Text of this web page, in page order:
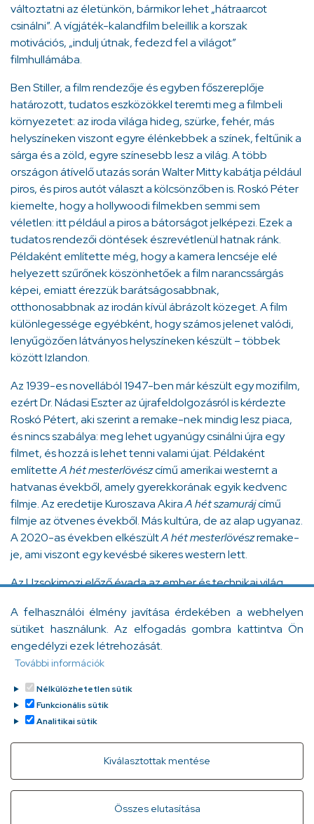
A felhasználói élmény javítása érdekében a webhelyen
sütiket használunk. Az elfogadás gombra kattintva Ön
engedélyzi ezek létrehozását.
További információk
Nélkülözhetetlen sütik
Funkcionális sütik
Analitikai sütik
Kiválasztottak mentése
Összes elutasítása
Withdraw consent
változtatni az életünkön, bármikor lehet „hátraarcot
csinálni”. A vígjáték-kalandfilm beleillik a korszak
motivációs, „indulj útnak, fedezd fel a világot”
filmhullámába.
Ben Stiller, a film rendezője és egyben főszereplője
határozott, tudatos eszközökkel teremti meg a filmbeli
környezetet: az iroda világa hideg, szürke, fehér, más
helyszíneken viszont egyre élénkebbek a színek, feltűnik a
sárga és a zöld, egyre színesebb lesz a világ. A több
országon átívelő utazás során Walter Mitty kabátja például
piros, és piros autót választ a kölcsönzőben is. Roskó Péter
kiemelte, hogy a hollywoodi filmekben semmi sem
véletlen: itt például a piros a bátorságot jelképezi. Ezek a
tudatos rendezői döntések észrevétlenül hatnak ránk.
Példaként említette még, hogy a kamera lencséje elé
helyezett szűrőnek köszönhetőek a film narancssárgás
képei, emiatt érezzük barátságosabbnak,
otthonosabbnak az irodán kívül ábrázolt közeget. A film
különlegessége egyébként, hogy számos jelenet valódi,
lenyűgözően látványos helyszíneken készült – többek
között Izlandon.
Az 1939-es novellából 1947-ben már készült egy mozifilm,
ezért Dr. Nádasi Eszter az újrafeldolgozásról is kérdezte
Roskó Pétert, aki szerint a remake-nek mindig lesz piaca,
és nincs szabálya: meg lehet ugyanúgy csinálni újra egy
filmet, és hozzá is lehet tenni valami újat. Példaként
említetteA hét mesterlövészcímű amerikai westernt a
hatvanas évekből, amely gyerekkorának egyik kedvenc
filmje. Az eredetije Kuroszava AkiraA hét szamurájcímű
filmje az ötvenes évekből. Más kultúra, de az alap ugyanaz.
A 2020-as években elkészültA hét mesterlövészremake-
je, ami viszont egy kevésbé sikeres western lett.
Az Uzsokimozi előző évada az ember és technikai világ
világot felváltja a digitális világ. Roskó Péter szerint ebben
is nagyon tudatos Ben Stiller filmje, hiszen az „éld a világot,
ne csak nézd” már a digitális világ bírálata is. A közösségi
oldalak pörgetői ugyanis mindig mások életét, mások
kalandjait nézik, ahelyett, hogy a sajátjukat élnék.
Facebook
Messenger
Gmail
Link
Gyorslinkek
Adatvédelem Kapcsolat